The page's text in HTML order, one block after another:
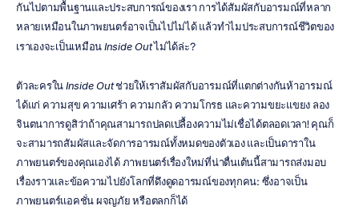
กันไปตามพื้นฐานและประสบการณ์ของเรา การได้สัมผัสกับอารมณ์ที่หลาก
หลายเหมือนในภาพยนตร์อาจเป็นไปไม่ได้ แล้วทำไมประสบการณ์ชีวิตของ
เราเองจะเป็นเหมือน Inside Out ไม่ได้ล่ะ?
ตัวละครใน Inside Out ช่วยให้เราสัมผัสกับอารมณ์ที่แตกต่างกันห้าอารมณ์
ได้แก่ ความสุข ความเศร้า ความกลัว ความโกรธ และความขยะแขยง ลอง
จินตนาการดูสิว่าถ้าคุณสามารถปลดเปลื้องความไม่เชื่อได้ตลอดเวลา! คุณก็
จะสามารถสัมผัสและจัดการอารมณ์ทั้งหมดของตัวเอง และเป็นดาราใน
ภาพยนตร์ของคุณเองได้ ภาพยนตร์เรื่องใหม่ที่น่าตื่นเต้นนี้สามารถส่งมอบ
เรื่องราวและข้อความไปยังโลกที่ดึงดูดอารมณ์ของทุกคน: ซึ่งอาจเป็น
ภาพยนตร์แอคชั่น ผจญภัย หรือตลกก็ได้